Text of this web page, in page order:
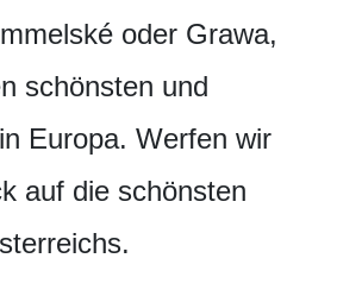
oder Grawa,
schönsten und
Europa. Werfen wir
auf die schönsten